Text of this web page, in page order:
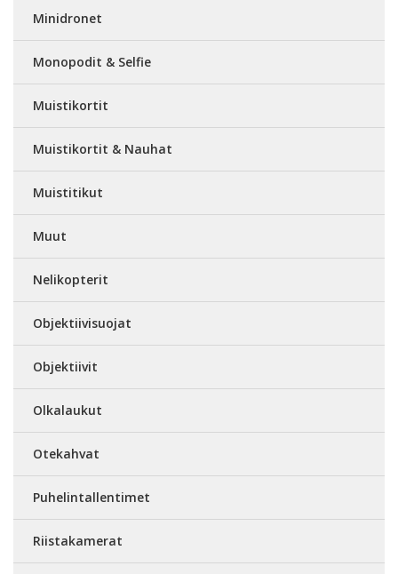
Minidronet
Monopodit & Selfie
Muistikortit
Muistikortit & Nauhat
Muistitikut
Muut
Nelikopterit
Objektiivisuojat
Objektiivit
Olkalaukut
Otekahvat
Puhelintallentimet
Riistakamerat